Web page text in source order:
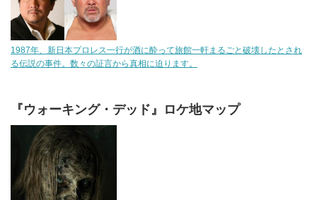
1987年、新日本プロレス一行が酒に酔って旅館一軒まるごと破壊したとされ
る伝説の事件。数々の証言から真相に迫ります。
『ウォーキング・デッド』ロケ地マップ